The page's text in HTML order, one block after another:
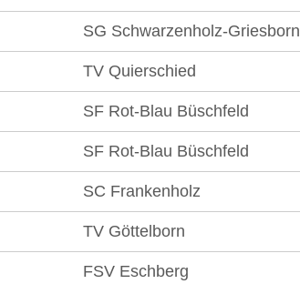
SG Schwarzenholz-Griesborn
TV Quierschied
SF Rot-Blau Büschfeld
SF Rot-Blau Büschfeld
SC Frankenholz
TV Göttelborn
FSV Eschberg